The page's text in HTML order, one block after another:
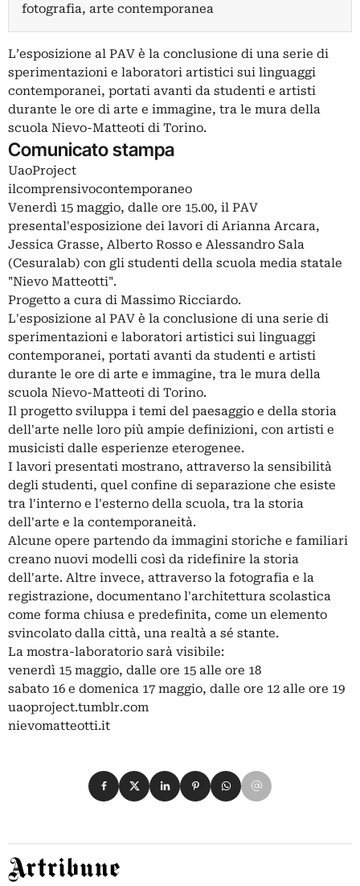
fotografia, arte contemporanea
L’esposizione al PAV è la conclusione di una serie di
sperimentazioni e laboratori artistici sui linguaggi
contemporanei, portati avanti da studenti e artisti
durante le ore di arte e immagine, tra le mura della
scuola Nievo-Matteoti di Torino.
Comunicato stampa
UaoProject
ilcomprensivocontemporaneo
Venerdì 15 maggio, dalle ore 15.00, il PAV
presental'esposizione dei lavori di Arianna Arcara,
Jessica Grasse, Alberto Rosso e Alessandro Sala
(Cesuralab) con gli studenti della scuola media statale
"Nievo Matteotti".
Progetto a cura di Massimo Ricciardo.
L'esposizione al PAV è la conclusione di una serie di
sperimentazioni e laboratori artistici sui linguaggi
contemporanei, portati avanti da studenti e artisti
durante le ore di arte e immagine, tra le mura della
scuola Nievo-Matteoti di Torino.
Il progetto sviluppa i temi del paesaggio e della storia
dell'arte nelle loro più ampie definizioni, con artisti e
musicisti dalle esperienze eterogenee.
I lavori presentati mostrano, attraverso la sensibilità
degli studenti, quel confine di separazione che esiste
tra l'interno e l'esterno della scuola, tra la storia
dell'arte e la contemporaneità.
Alcune opere partendo da immagini storiche e familiari
creano nuovi modelli così da ridefinire la storia
dell'arte. Altre invece, attraverso la fotografia e la
registrazione, documentano l'architettura scolastica
come forma chiusa e predefinita, come un elemento
svincolato dalla città, una realtà a sé stante.
La mostra-laboratorio sarà visibile:
venerdì 15 maggio, dalle ore 15 alle ore 18
sabato 16 e domenica 17 maggio, dalle ore 12 alle ore 19
uaoproject.tumblr.com
nievomatteotti.it
Condividi su Facebook
Condividi su X
Condividi su LinkedIn
Condividi su Pinterest
Condividi su WhatsApp
Condividi su Email
Artribune